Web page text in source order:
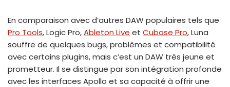
En comparaison avec d’autres DAW populaires tels que
Pro Tools, Logic Pro,Ableton Live et Cubase Pro, Luna
souffre de quelques bugs, problèmes et compatibilité
avec certains plugins, mais c’est un DAW très jeune et
prometteur. Il se distingue par son intégration profonde
avec les interfaces Apollo et sa capacité à offrir une